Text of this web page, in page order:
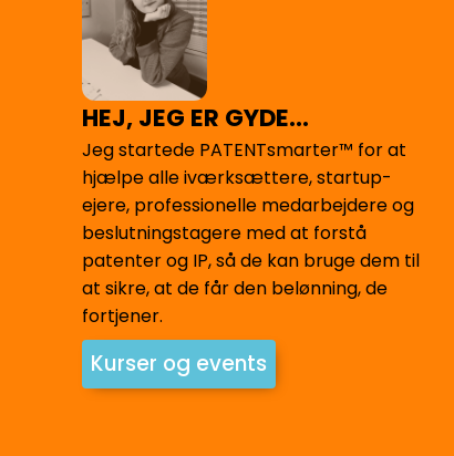
HEJ, JEG ER GYDE...
Jeg startede PATENTsmarter™ for at
hjælpe alle iværksættere, startup-
ejere, professionelle medarbejdere og
beslutningstagere med at forstå
patenter og IP, så de kan bruge dem til
at sikre, at de får den belønning, de
fortjener.
Kurser og events